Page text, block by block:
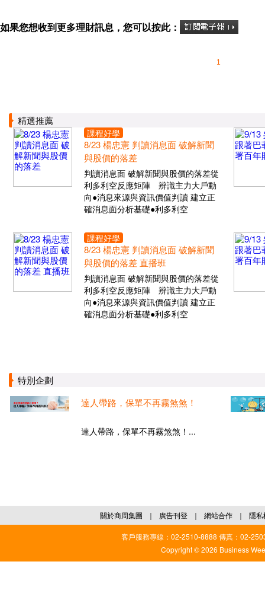
如果您想收到更多理財訊息，您可以按此：
1
精選推薦
課程好學
8/23 楊忠憲 判讀消息面 破解新聞
與股價的落差
判讀消息面 破解新聞與股價的落差從
利多利空反應矩陣 辨識主力大戶動
向●消息來源與資訊價值判讀 建立正
確消息面分析基礎●利多利空
課程好學
8/23 楊忠憲 判讀消息面 破解新聞
與股價的落差 直播班
判讀消息面 破解新聞與股價的落差從
利多利空反應矩陣 辨識主力大戶動
向●消息來源與資訊價值判讀 建立正
確消息面分析基礎●利多利空
特別企劃
達人帶路，保單不再霧煞煞！
達人帶路，保單不再霧煞煞！...
關於商周集團 ｜ 廣告刊登 ｜ 網站合作 ｜ 隱私
客戶服務專線：02-2510-8888 傳真：02-
Copyright © 2026 Business